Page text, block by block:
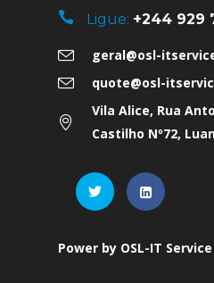
Ligue: +244 929
geral@osl-
quote@osl-
Vila Alice, Rua
Castilho Nº72,
Power by OSL-IT Service